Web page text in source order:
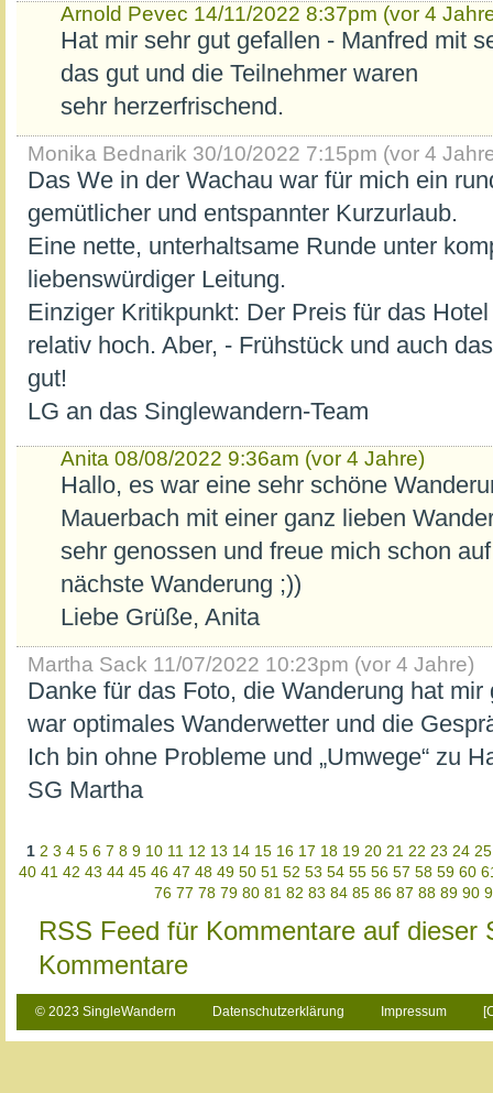
Arnold Pevec 14/11/2022 8:37pm (vor 4
Hat mir sehr gut gefallen - Manfred mit
das gut und die Teilnehmer waren
sehr herzerfrischend.
Monika Bednarik 30/10/2022 7:15pm (vor 4
Das We in der Wachau war für mich ein
gemütlicher und entspannter Kurzurlaub.
Eine nette, unterhaltsame Runde unter
liebenswürdiger Leitung.
Einziger Kritikpunkt: Der Preis für das
relativ hoch. Aber, - Frühstück und auch
gut!
LG an das Singlewandern-Team
Anita 08/08/2022 9:36am (vor 4 Jahre)
Hallo, es war eine sehr schöne
Mauerbach mit einer ganz lieben
sehr genossen und freue mich schon
nächste Wanderung ;))
Liebe Grüße, Anita
Martha Sack 11/07/2022 10:23pm (vor 4 Jahre)
Danke für das Foto, die Wanderung hat
war optimales Wanderwetter und die
Ich bin ohne Probleme und „Umwege“ zu
SG Martha
1 2 3 4 5 6 7 8 9 10 11 12 13 14 15 16 17 18 19 20 21 22 23 24 25
40 41 42 43 44 45 46 47 48 49 50 51 52 53 54 55 56 57 58 59 60
76 77 78 79 80 81 82 83 84 85 86 87 88 89 90
RSS Feed für Kommentare auf dieser
Kommentare
© 2023 SingleWandern Datenschutzerklärung Impressum